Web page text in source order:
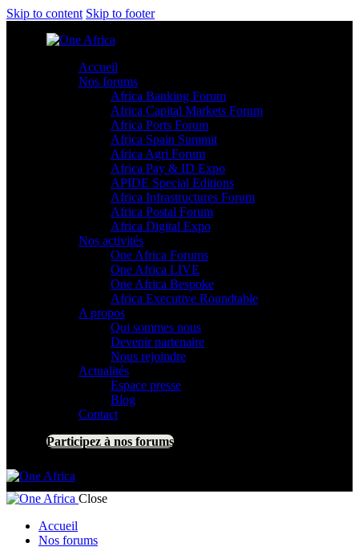
Skip to content Skip to footer
Accueil
Nos forums
Africa Banking Forum
Africa Capital Markets Forum
Africa Ports Forum
Africa Spain Summit
Africa Agri Forum
Africa Pay & ID Expo
APIDE Special Editions
Africa Infrastructures Forum
Africa Postal Forum
Africa Digital Expo
Nos activités
One Africa Forums
One Africa LIVE
One Africa Bespoke
Africa Executive Roundtable
A propos
Qui sommes nous
Devenir partenaire
Nous rejoindre
Actualités
Espace presse
Blog
Contact
Participez à nos forums
Close
Accueil
Nos forums